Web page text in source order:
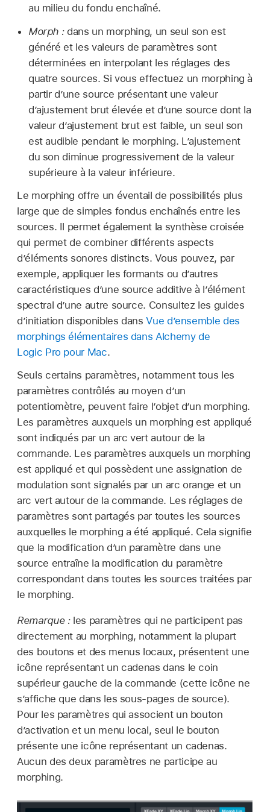
au milieu du fondu enchaîné.
Morph :dans un morphing, un seul son est
généré et les valeurs de paramètres sont
déterminées en interpolant les réglages des
quatre sources. Si vous effectuez un morphing à
partir d’une source présentant une valeur
d’ajustement brut élevée et d’une source dont la
valeur d’ajustement brut est faible, un seul son
est audible pendant le morphing. L’ajustement
du son diminue progressivement de la valeur
supérieure à la valeur inférieure.
Le morphing offre un éventail de possibilités plus
large que de simples fondus enchaînés entre les
sources. Il permet également la synthèse croisée
qui permet de combiner différents aspects
d’éléments sonores distincts. Vous pouvez, par
exemple, appliquer les formants ou d’autres
caractéristiques d’une source additive à l’élément
spectral d’une autre source. Consultez les guides
d’initiation disponibles dansVue d’ensemble des
morphings élémentaires dans Alchemy de
Logic Pro pour Mac.
Seuls certains paramètres, notamment tous les
paramètres contrôlés au moyen d’un
potentiomètre, peuvent faire l’objet d’un morphing.
Les paramètres auxquels un morphing est appliqué
sont indiqués par un arc vert autour de la
commande. Les paramètres auxquels un morphing
est appliqué et qui possèdent une assignation de
modulation sont signalés par un arc orange et un
arc vert autour de la commande. Les réglages de
paramètres sont partagés par toutes les sources
auxquelles le morphing a été appliqué. Cela signifie
que la modification d’un paramètre dans une
source entraîne la modification du paramètre
correspondant dans toutes les sources traitées par
le morphing.
Remarque : les paramètres qui ne participent pas
directement au morphing, notamment la plupart
des boutons et des menus locaux, présentent une
icône représentant un cadenas dans le coin
supérieur gauche de la commande (cette icône ne
s’affiche que dans les sous-pages de source).
Pour les paramètres qui associent un bouton
d’activation et un menu local, seul le bouton
présente une icône représentant un cadenas.
Aucun des deux paramètres ne participe au
morphing.